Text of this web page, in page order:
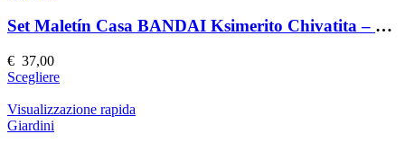
prodotto
Le
scelte
nella
pagina
Set Maletín Casa BANDAI Ksimerito Chivatita – Giocattolo Interattivo
€ 37,00
ScegliereQuesto
ha
Visualizzazione rapida
Giardini